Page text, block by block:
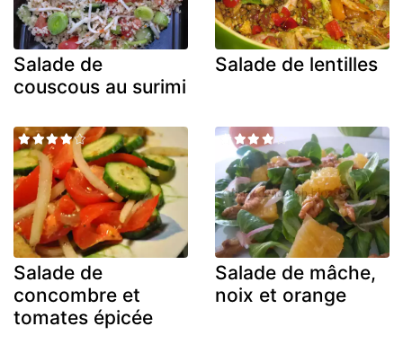
Salade de
couscous au surimi
Salade de lentilles
Salade de
concombre et
tomates épicée
Salade de mâche,
noix et orange